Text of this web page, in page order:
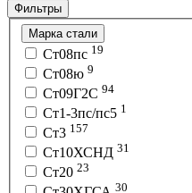
Фильтры
Марка стали
Ст08пс 19
Ст08ю 9
Ст09Г2С 94
Ст1-3пс/пс5 1
Ст3 157
Ст10ХСНД 31
Ст20 23
30